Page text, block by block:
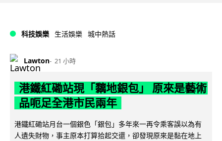
科技娛樂 生活娛樂 城中熱話
Lawton 21 小時
港鐵紅磡站現「黐地銀包」 原來是藝術
品呃足全港市民兩年
港鐵紅磡站月台一個銀色「銀包」多年來一再令乘客誤以為有
人遺失財物，事主原本打算拾起交還，卻發現原來是黏在地上